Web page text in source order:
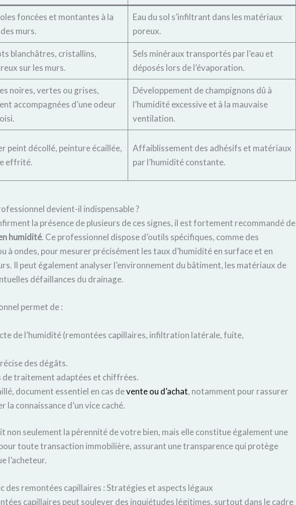
foncées et montantes à la
murs.
Eau du sol s’infiltrant dans les matériaux
poreux.
blanchâtres, cristallins,
sur les murs.
Sels minéraux transportés par l’eau et
déposés lors de l’évaporation.
noires, vertes ou grises,
accompagnées d’une odeur
Développement de champignons dû à
l’humidité excessive et à la mauvaise
ventilation.
peint décollé, peinture écaillée,
effrité.
Affaiblissement des adhésifs et matériaux
par l’humidité constante.
devient-il indispensable ?
la présence de plusieurs de ces signes, il est fortement recommandé de
humidité. Ce professionnel dispose d’outils spécifiques, comme des
à ondes, pour mesurer précisément les taux d’humidité en surface et en
Il peut également analyser l’environnement du bâtiment, les matériaux de
défaillances du drainage.
permet de :
de l’humidité (remontées capillaires, infiltration latérale, fuite,
des dégâts.
de traitement adaptées et chiffrées.
document essentiel en cas devente ou d’achat, notamment pour rassurer
la connaissance d’un vice caché.
seulement la pérennité de votre bien, mais elle constitue également une
toute transaction immobilière, assurant une transparence qui protège
l’acheteur.
des remontées capillaires : Stratégies et aspects légaux
capillaires peut soulever des inquiétudes légitimes, surtout dans le cadre